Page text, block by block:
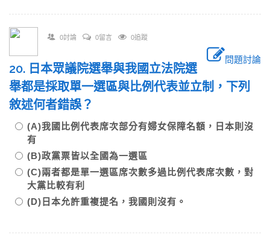
0討論 0留言 0追蹤
問題討論
20. 日本眾議院選舉與我國立法院選
舉都是採取單一選區與比例代表並立制，下列
敘述何者錯誤？
(A)我國比例代表席次部分有婦女保障名額，日本則沒
有
(B)政黨票皆以全國為一選區
(C)兩者都是單一選區席次數多過比例代表席次數，對
大黨比較有利
(D)日本允許重複提名，我國則沒有。